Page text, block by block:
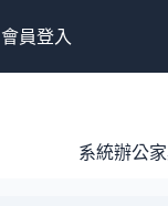
會員登入
系統辦公